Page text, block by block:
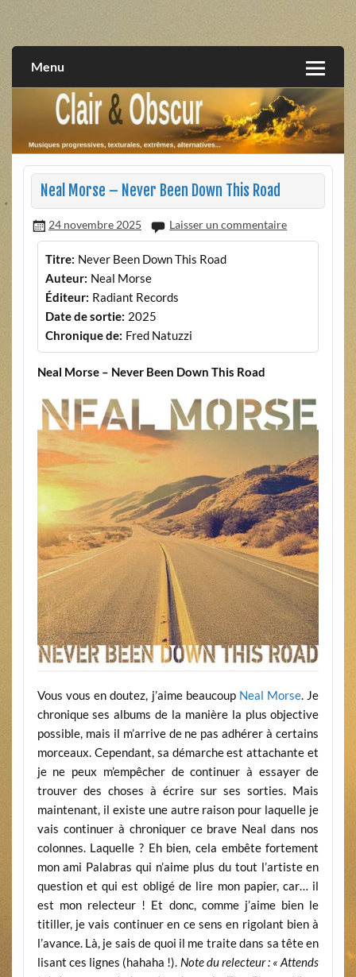
extrêmes, alternatives, texturales
Menu
Neal Morse – Never Been Down This Road
24 novembre 2025 Laisser un commentaire
Titre: Never Been Down This Road
Auteur: Neal Morse
Éditeur: Radiant Records
Date de sortie: 2025
Chronique de: Fred Natuzzi
Neal Morse – Never Been Down This Road
Vous vous en doutez, j’aime beaucoup Neal Morse. Je
chronique ses albums de la manière la plus objective
possible, mais il m’arrive de ne pas adhérer à certains
morceaux. Cependant, sa démarche est attachante et
je ne peux m’empêcher de continuer à essayer de
trouver des choses à écrire sur ses sorties. Mais
maintenant, il existe une autre raison pour laquelle je
vais continuer à chroniquer ce brave Neal dans nos
colonnes. Laquelle ? Eh bien, cela embête fortement
mon ami Palabras qui n’aime plus du tout l’artiste en
question et qui est obligé de lire mon papier, car… il
est mon relecteur ! Et donc, comme j’aime bien le
titiller, je vais continuer en ce sens en rigolant bien à
l’avance. Là, je sais de quoi il me traite dans sa tête en
lisant ces lignes (hahaha !). Note du relecteur : « Attends